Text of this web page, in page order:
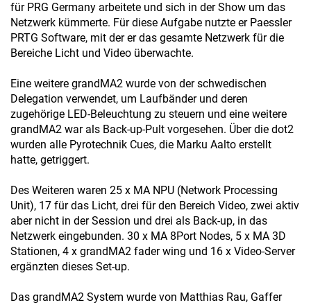
für PRG Germany arbeitete und sich in der Show um das
Netzwerk kümmerte. Für diese Aufgabe nutzte er Paessler
PRTG Software, mit der er das gesamte Netzwerk für die
Bereiche Licht und Video überwachte.
Eine weitere grandMA2 wurde von der schwedischen
Delegation verwendet, um Laufbänder und deren
zugehörige LED-Beleuchtung zu steuern und eine weitere
grandMA2 war als Back-up-Pult vorgesehen. Über die dot2
wurden alle Pyrotechnik Cues, die Marku Aalto erstellt
hatte, getriggert.
Des Weiteren waren 25 x MA NPU (Network Processing
Unit), 17 für das Licht, drei für den Bereich Video, zwei aktiv
aber nicht in der Session und drei als Back-up, in das
Netzwerk eingebunden. 30 x MA 8Port Nodes, 5 x MA 3D
Stationen, 4 x grandMA2 fader wing und 16 x Video-Server
ergänzten dieses Set-up.
Das grandMA2 System wurde von Matthias Rau, Gaffer